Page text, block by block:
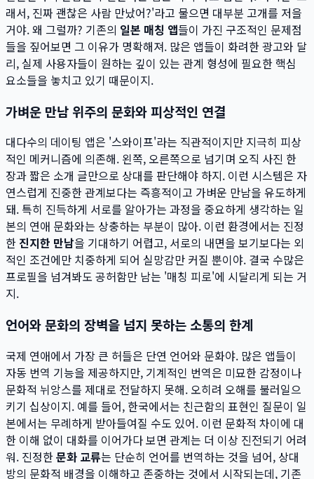
래서, 진짜 괜찮은 사람 만났어?'라고 물으면 대부분 고개를 저을
거야. 왜 그럴까? 기존의 일본 매칭 앱들이 가진 구조적인 문제점
들을 짚어보면 그 이유가 명확해져. 많은 앱들이 화려한 광고와 달
리, 실제 사용자들이 원하는 깊이 있는 관계 형성에 필요한 핵심
요소들을 놓치고 있기 때문이지.
가벼운 만남 위주의 문화와 피상적인 연결
대다수의 데이팅 앱은 '스와이프'라는 직관적이지만 지극히 피상
적인 메커니즘에 의존해. 왼쪽, 오른쪽으로 넘기며 오직 사진 한
장과 짧은 소개 글만으로 상대를 판단해야 하지. 이런 시스템은 자
연스럽게 진중한 관계보다는 즉흥적이고 가벼운 만남을 유도하게
돼. 특히 진득하게 서로를 알아가는 과정을 중요하게 생각하는 일
본의 연애 문화와는 상충하는 부분이 많아. 이런 환경에서는 진정
한 진지한 만남을 기대하기 어렵고, 서로의 내면을 보기보다는 외
적인 조건에만 치중하게 되어 실망감만 커질 뿐이야. 결국 수많은
프로필을 넘겨봐도 공허함만 남는 '매칭 피로'에 시달리게 되는 거
지.
언어와 문화의 장벽을 넘지 못하는 소통의 한계
국제 연애에서 가장 큰 허들은 단연 언어와 문화야. 많은 앱들이
자동 번역 기능을 제공하지만, 기계적인 번역은 미묘한 감정이나
문화적 뉘앙스를 제대로 전달하지 못해. 오히려 오해를 불러일으
키기 십상이지. 예를 들어, 한국에서는 친근함의 표현인 질문이 일
본에서는 무례하게 받아들여질 수도 있어. 이런 문화적 차이에 대
한 이해 없이 대화를 이어가다 보면 관계는 더 이상 진전되기 어려
워. 진정한문화 교류는 단순히 언어를 번역하는 것을 넘어, 상대
방의 문화적 배경을 이해하고 존중하는 것에서 시작되는데, 기존